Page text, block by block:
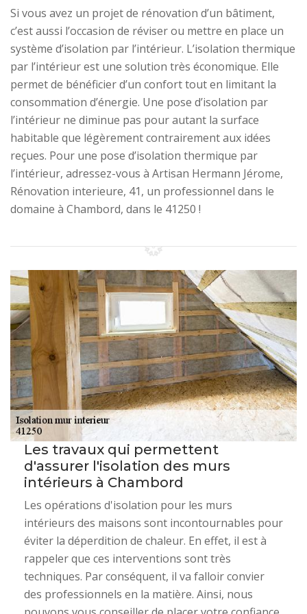
Si vous avez un projet de rénovation d’un bâtiment,
c’est aussi l’occasion de réviser ou mettre en place un
système d’isolation par l’intérieur. L’isolation thermique
par l’intérieur est une solution très économique. Elle
permet de bénéficier d’un confort tout en limitant la
consommation d’énergie. Une pose d’isolation par
l’intérieur ne diminue pas pour autant la surface
habitable que légèrement contrairement aux idées
reçues. Pour une pose d’isolation thermique par
l’intérieur, adressez-vous à Artisan Hermann Jérome,
Rénovation interieure, 41, un professionnel dans le
domaine à Chambord, dans le 41250 !
Les travaux qui permettent
d'assurer l'isolation des murs
intérieurs à Chambord
Les opérations d'isolation pour les murs
intérieurs des maisons sont incontournables pour
éviter la déperdition de chaleur. En effet, il est à
rappeler que ces interventions sont très
techniques. Par conséquent, il va falloir convier
des professionnels en la matière. Ainsi, nous